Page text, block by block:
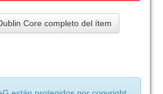
Core completo del ítem